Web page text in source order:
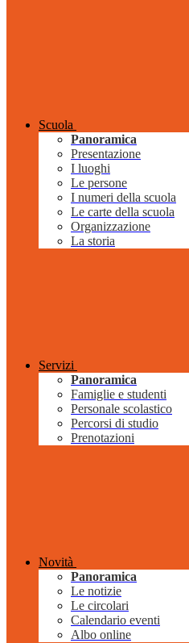
Scuola
Panoramica
Presentazione
I luoghi
Le persone
I numeri della scuola
Le carte della scuola
Organizzazione
La storia
Servizi
Panoramica
Famiglie e studenti
Personale scolastico
Percorsi di studio
Prenotazioni
Novità
Panoramica
Le notizie
Le circolari
Calendario eventi
Albo online